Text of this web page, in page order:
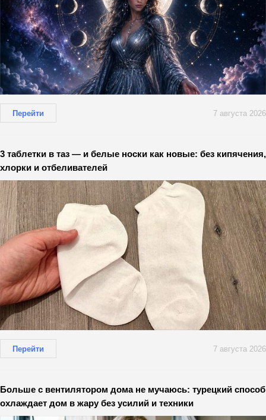
Перейти 7 августа 2026
3 таблетки в таз — и белые носки как новые: без кипячения,
хлорки и отбеливателей
Перейти 7 августа 2026
Больше с вентилятором дома не мучаюсь: турецкий способ
охлаждает дом в жару без усилий и техники